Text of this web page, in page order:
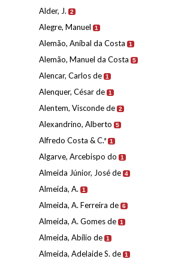
Alder, J. 2
Alegre, Manuel 1
Alemão, Aníbal da Costa 1
Alemão, Manuel da Costa 5
Alencar, Carlos de 1
Alenquer, César de 1
Alentem, Visconde de 2
Alexandrino, Alberto 5
Alfredo Costa & C.ª 1
Algarve, Arcebispo do 1
Almeida Júnior, José de 4
Almeida, A. 1
Almeida, A. Ferreira de 6
Almeida, A. Gomes de 1
Almeida, Abílio de 1
Almeida, Adelaide S. de 1